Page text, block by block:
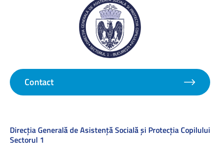
Contact
Direcţia Generală de Asistenţă Socială şi Protecţia Copilului
Sectorul 1